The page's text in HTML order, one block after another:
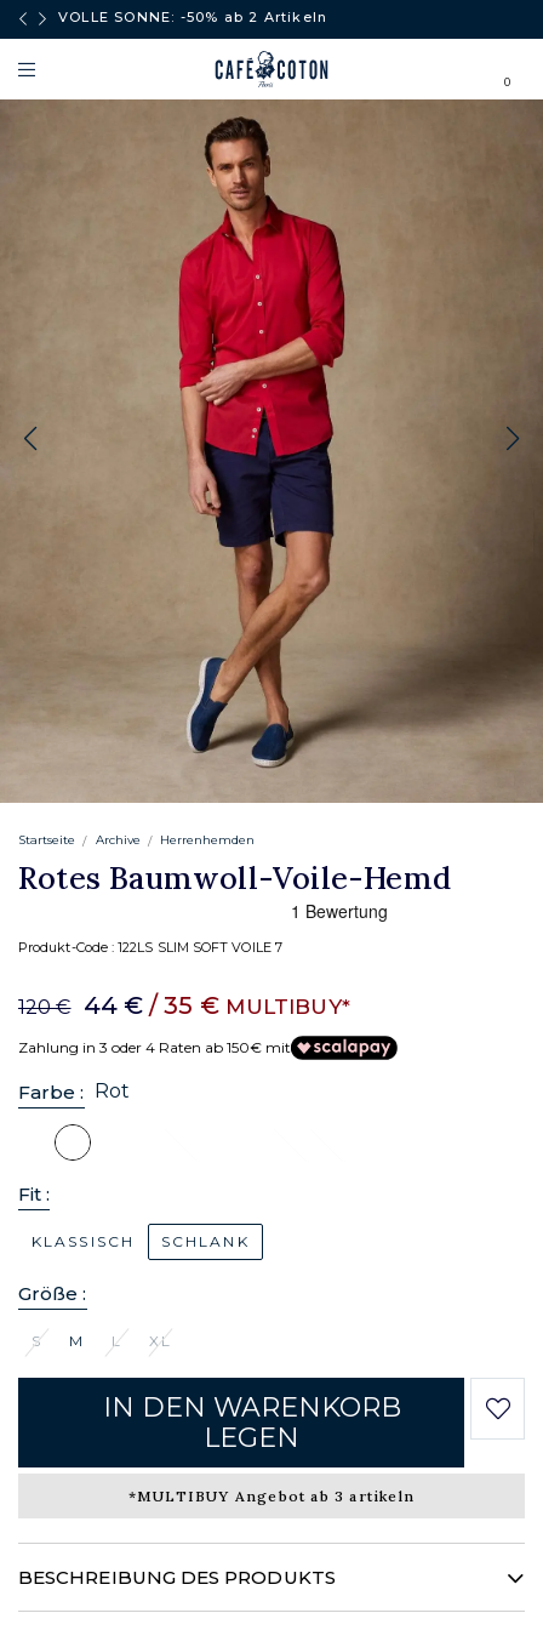
VOLLE SONNE: -50% ab 2 Artikeln
0
Startseite Archive Herrenhemden
Rotes Baumwoll-Voile-Hemd
Produkt-Code :122LS SLIM SOFT VOILE 7
120 € 44 € / 35 € MULTIBUY*
Zahlung in 3 oder 4 Raten ab 150€ mit
Farbe : Rot
Fit :
KLASSISCH SCHLANK
Größe :
S M L XL
IN DEN WARENKORB
LEGEN
*MULTIBUY Angebot ab 3 artikeln
BESCHREIBUNG DES PRODUKTS